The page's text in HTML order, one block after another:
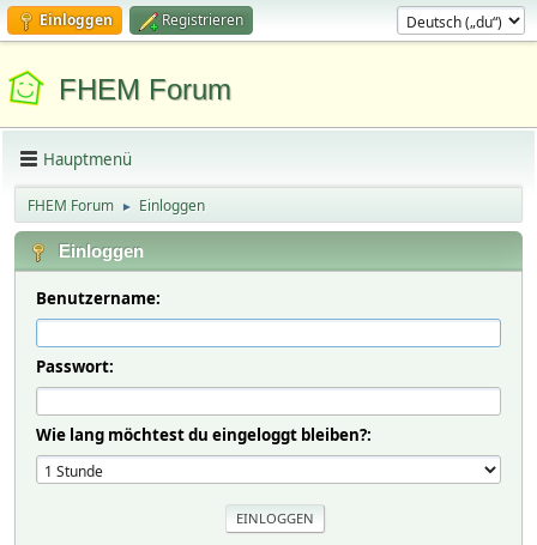
Einloggen Registrieren
FHEM Forum
Hauptmenü
FHEM Forum ► Einloggen
Einloggen
Benutzername:
Passwort:
Wie lang möchtest du eingeloggt bleiben?: